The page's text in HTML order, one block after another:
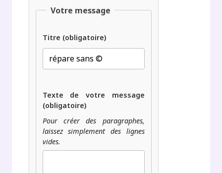
Votre message
Titre (obligatoire)
Texte de votre message
(obligatoire)
Pour créer des paragraphes,
laissez simplement des lignes
vides.